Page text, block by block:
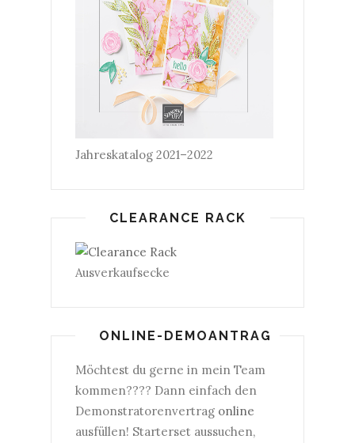
Jahreskatalog 2021–2022
CLEARANCE RACK
Ausverkaufsecke
ONLINE-DEMOANTRAG
Möchtest du gerne in mein Team
kommen???? Dann einfach den
Demonstratorenvertrag online
ausfüllen! Starterset aussuchen,